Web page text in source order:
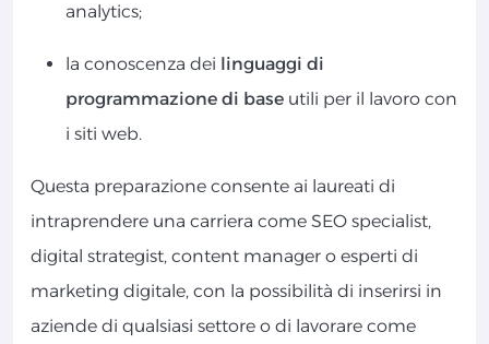
analytics;
la conoscenza dei linguaggi di
programmazione di base utili per il lavoro con
i siti web.
Questa preparazione consente ai laureati di
intraprendere una carriera come SEO specialist,
digital strategist, content manager o esperti di
marketing digitale, con la possibilità di inserirsi in
aziende di qualsiasi settore o di lavorare come